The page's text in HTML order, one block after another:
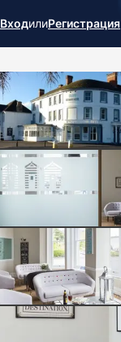
ВходилиРегистрация